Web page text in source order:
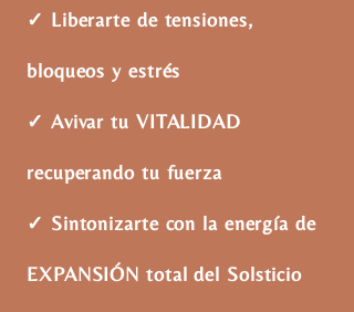
✓ Liberarte de tensiones,
bloqueos y estrés
✓ Avivar tu VITALIDAD
recuperando tu fuerza
✓ Sintonizarte con la energía de
EXPANSIÓN total del Solsticio